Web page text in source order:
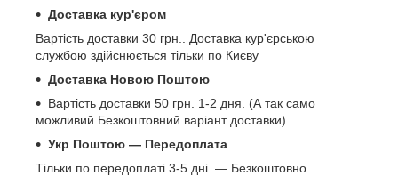
Доставка кур'єром
Вартість доставки 30 грн.. Доставка кур'єрською
службою здійснюється тільки по Києву
Доставка Новою Поштою
Вартість доставки 50 грн. 1-2 дня. (А так само
можливий Безкоштовний варіант доставки)
Укр Поштою ― Передоплата
Тільки по передоплаті 3-5 дні. ― Безкоштовно.